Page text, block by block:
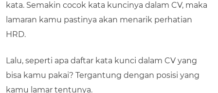
kata. Semakin cocok kata kuncinya dalam CV, maka
lamaran kamu pastinya akan menarik perhatian
HRD.
Lalu, seperti apa daftar kata kunci dalam CV yang
bisa kamu pakai? Tergantung dengan posisi yang
kamu lamar tentunya.